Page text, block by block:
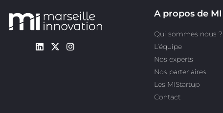
A propos de MI
Qui sommes nous ?
L’équipe
Nos experts
Nos partenaires
Les MIStartup
Contact